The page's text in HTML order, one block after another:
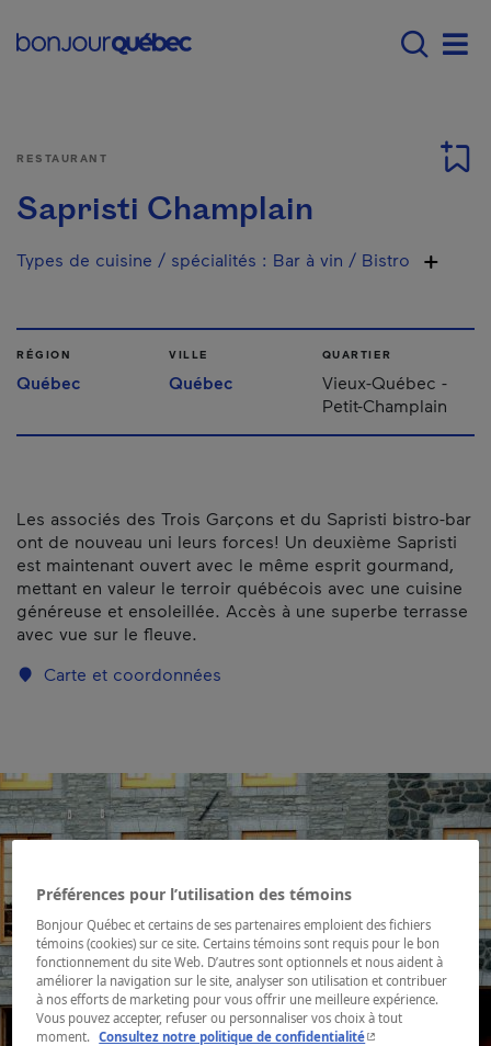
Main navigation -
RESTAURANT
Sapristi Champlain
Types de cuisine / spécialités : Bar à vin / Bistro
RÉGION
Québec
VILLE
Québec
QUARTIER
Vieux-Québec -
Petit-Champlain
Les associés des Trois Garçons et du Sapristi bistro-bar
ont de nouveau uni leurs forces! Un deuxième Sapristi
est maintenant ouvert avec le même esprit gourmand,
mettant en valeur le terroir québécois avec une cuisine
généreuse et ensoleillée. Accès à une superbe terrasse
avec vue sur le fleuve.
Carte et coordonnées
Préférences pour l’utilisation des témoins
Bonjour Québec et certains de ses partenaires emploient des fichiers
témoins (cookies) sur ce site. Certains témoins sont requis pour le bon
fonctionnement du site Web. D’autres sont optionnels et nous aident à
améliorer la navigation sur le site, analyser son utilisation et contribuer
à nos efforts de marketing pour vous offrir une meilleure expérience.
Vous pouvez accepter, refuser ou personnaliser vos choix à tout
moment.
Consultez notre politique de confidentialité- Cet hyperlien